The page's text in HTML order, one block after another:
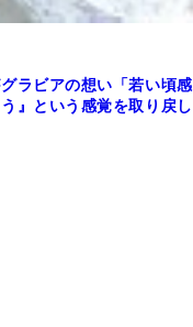
ラビアの想い「若い頃感
』という感覚を取り戻し